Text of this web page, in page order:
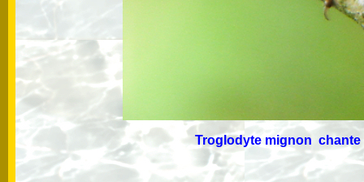
Troglodyte mignon chante